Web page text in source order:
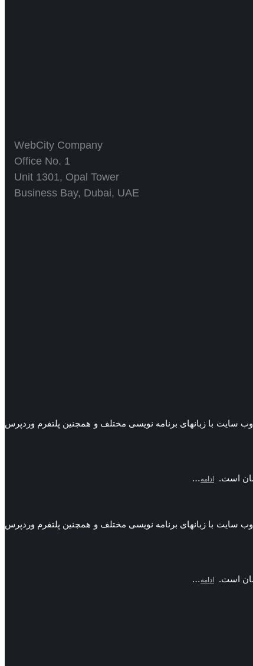
WebCity Company
Office No. 1
Unit 1301, Opal Tower
Business Bay, Dubai, UAE
وب سایت با زبانهای برنامه نویسی مختلف و همچنین پلتفرم وردپرس
است. ادامه …
وب سایت با زبانهای برنامه نویسی مختلف و همچنین پلتفرم وردپرس
است. ادامه …